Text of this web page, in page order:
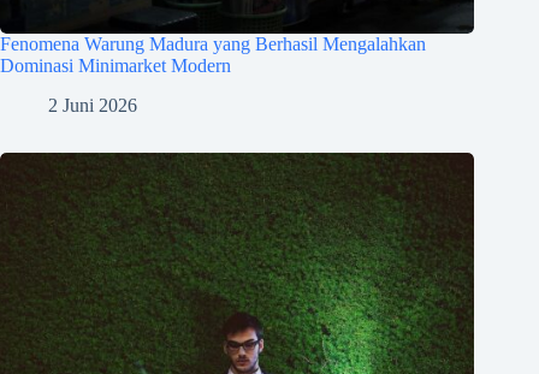
Fenomena Warung Madura yang Berhasil Mengalahkan
Dominasi Minimarket Modern
2 Juni 2026